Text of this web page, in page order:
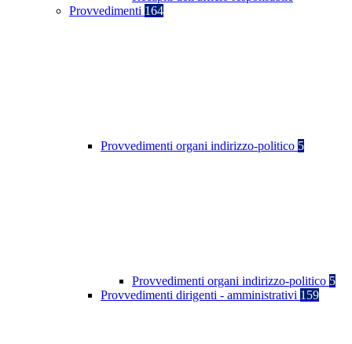
Provvedimenti 164
Provvedimenti organi indirizzo-politico 5
Provvedimenti organi indirizzo-politico 5
Provvedimenti dirigenti - amministrativi 159